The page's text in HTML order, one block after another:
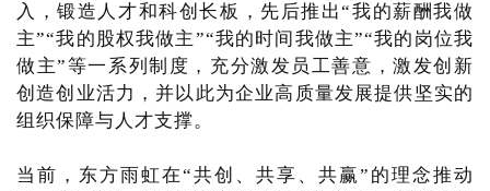
入，锻造人才和科创长板，先后推出“我的薪酬我做
主”“我的股权我做主”“我的时间我做主”“我的岗位我
做主”等一系列制度，充分激发员工善意，激发创新
创造创业活力，并以此为企业高质量发展提供坚实的
组织保障与人才支撑。
当前，东方雨虹在“共创、共享、共赢”的理念推动